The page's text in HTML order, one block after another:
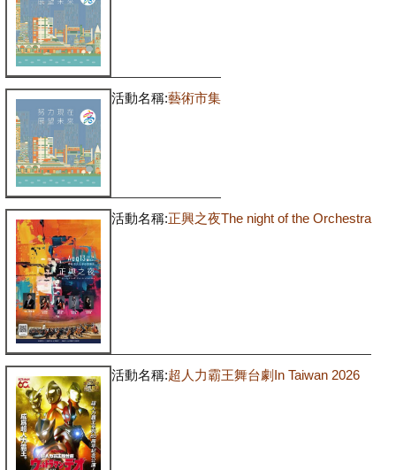
活動名稱:藝術市集
活動名稱:正興之夜The night of the Orchestra
活動名稱:超人力霸王舞台劇In Taiwan 2026